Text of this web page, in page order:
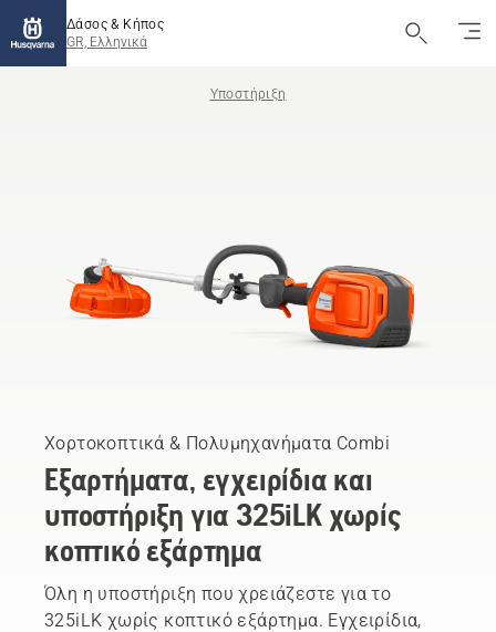
Δάσος & Κήπος
GR, Ελληνικά
Υποστήριξη
Χορτοκοπτικά & Πολυμηχανήματα Combi
Εξαρτήματα, εγχειρίδια και
υποστήριξη για 325iLK χωρίς
κοπτικό εξάρτημα
Όλη η υποστήριξη που χρειάζεστε για το
325iLK χωρίς κοπτικό εξάρτημα. Εγχειρίδια,